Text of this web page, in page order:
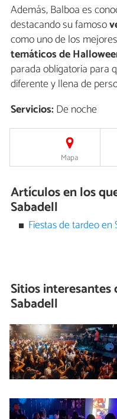
Además, Balboa es
destacando su famoso
como uno de los
temáticos de
parada obligatoria para
diferente y llena de
Servicios:De noche
Mapa
Artículos en los
Sabadell
Fiestas de tardeo en
Sitios interesantes
Sabadell